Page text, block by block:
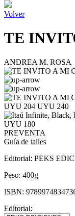
Volver
TE
ANDREA M. ROSA
UYU 204 UYU 240
UYU 180
PREVENTA
Guía de talles
Editorial: PEKS
Peso: 400g
ISBN:
Editorial: